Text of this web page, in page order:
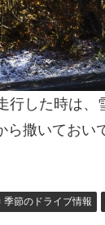
行した時は、
ら撒いておい
季節のドライブ情報